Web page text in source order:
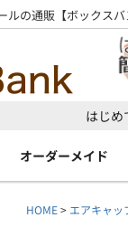
ルの通販【ボックス
はじめ
オーダーメイド
HOME エアキャッ